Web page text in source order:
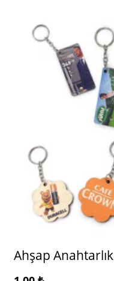
Ahşap Anahtarlık